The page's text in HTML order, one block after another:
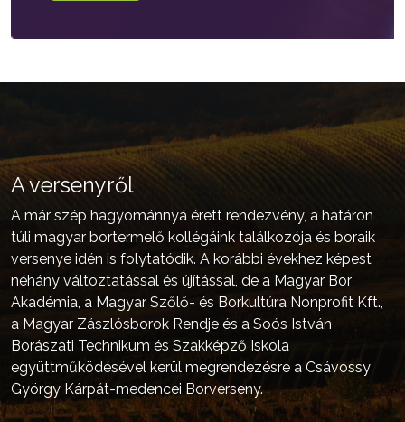
A versenyről
A már szép hagyománnyá érett rendezvény, a határon
túli magyar bortermelő kollégáink találkozója és boraik
versenye idén is folytatódik. A korábbi évekhez képest
néhány változtatással és újítással, de a Magyar Bor
Akadémia, a Magyar Szőlő- és Borkultúra Nonprofit Kft.,
a Magyar Zászlósborok Rendje és a Soós István
Borászati Technikum és Szakképző Iskola
együttműködésével kerül megrendezésre a Csávossy
György Kárpát-medencei Borverseny.